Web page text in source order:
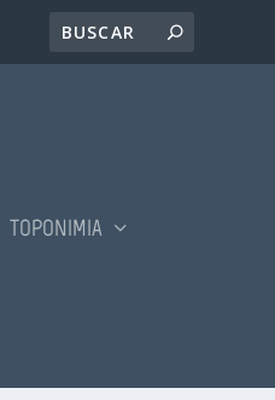
TOPONIMIA